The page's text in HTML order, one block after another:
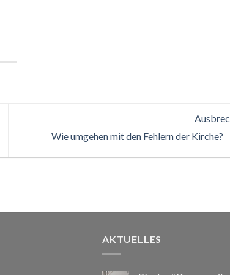
Wie umgehen mit den Fehlern der Kirche?
AKTUELLES